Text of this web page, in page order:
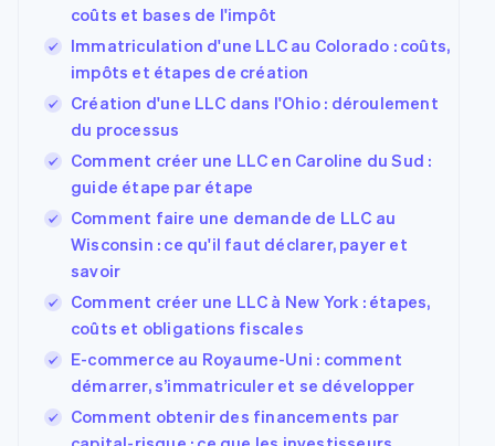
UI flexibles
Moyens de
paiement
Accès à plus
de 125
Terminal
Paiements en
Authorization
Boost
Acceptation
optimisée
Link
Paiements
accélérés
Financial
Connections
Comptes
associés
Recognition
Comptabilité
automatisée
Stripe Sigma
personnalisés
des données
l’application
Marketplaces
Gestion financière
Plateformes
SaaS
Par secteur
Entreprises d'IA
Économie des
Hôtellerie, voyages et
loisirs
Assurance
Médias et
divertissements
Organisations à but
non lucratif
plateforme ou de
marketplace
Gérer des
abonnements
Proposer une
facturation à l'usage
Émettre des cartes
bancaires adossées à
Fournir et gérer des
services avec des
agents
Ressources
Intégrations
d'applications
Exemples de code
Blog des
Entreprise
Roadmap produit
annuelle
Carrières
Communiqués de
presse
Stripe Press
équipe
Devenir partenaire
coûts et bases de l'impôt
Immatriculation d'une LLC au Colorado : coûts,
impôts et étapes de création
Création d'une LLC dans l'Ohio : déroulement
du processus
Comment créer une LLC en Caroline du Sud :
guide étape par étape
Comment faire une demande de LLC au
Wisconsin : ce qu'il faut déclarer, payer et
savoir
Comment créer une LLC à New York : étapes,
coûts et obligations fiscales
E-commerce au Royaume-Uni : comment
démarrer, s’immatriculer et se développer
Comment obtenir des financements par